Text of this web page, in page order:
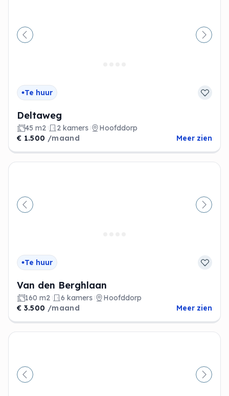
Vorige
Te huur
Deltaweg
45 m2 2 kamers
Hoofddorp
€ 1.500 /maand Meer zien
Vorige
Te huur
Van den Berghlaan
160 m2 6 kamers
Hoofddorp
€ 3.500 /maand Meer zien
Vorige